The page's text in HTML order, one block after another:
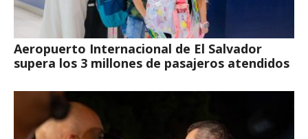
Aeropuerto Internacional de El Salvador
supera los 3 millones de pasajeros atendidos